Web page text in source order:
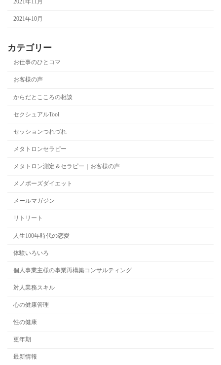
2021年11月
2021年10月
カテゴリー
お仕事のひとコマ
お客様の声
からだとこころの相談
セクシュアルTool
セッションつれづれ
メタトロンセラピー
メタトロン測定＆セラピー｜お客様の声
メノポーズダイエット
メールマガジン
リトリート
人生100年時代の恋愛
体験いろいろ
個人事業主様の事業再構築コンサルティング
対人業務スキル
心の健康管理
性の健康
更年期
最新情報